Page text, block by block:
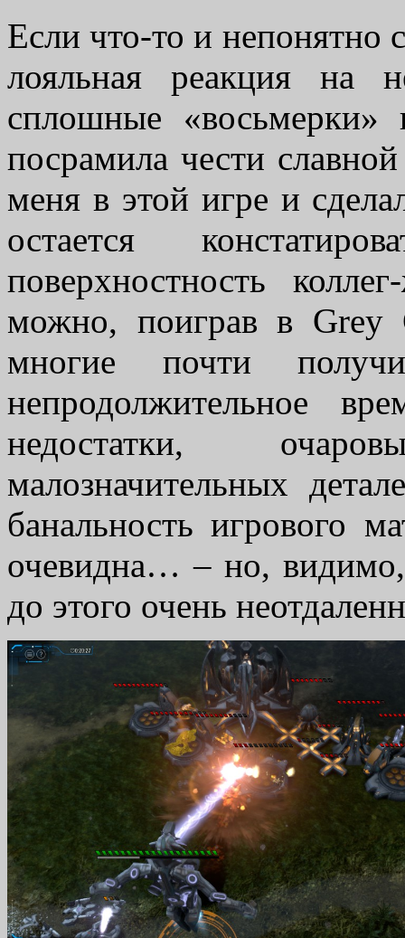
Если что-то и непонятно
лояльная реакция на
сплошные
посрамила чести
меня в этой игре и
остается
поверхностность
можно, поиграв в Grey
многие почти
непродолжительное
недостатки,
малозначительных
банальность игрового
очевидна… – но, видимо,
до этого очень